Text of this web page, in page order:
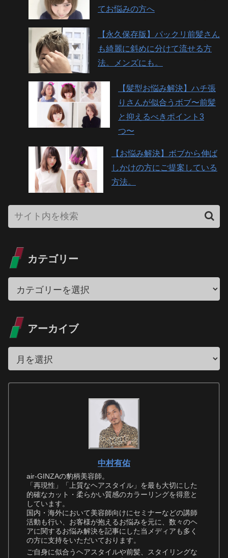
てお悩みの方へ
【永久保存版】パックリ前髪さん
も綺麗に斜めに分けて流せる方
法。メンズにも。
【髪型お悩み解決】ハチ張
りさんが似合うボブ〜前髪
と抑えるべきポイント3
つ〜
【お悩み解決】ボブから伸ば
しかけの方にご提案している
方法。
カテゴリー
アーカイブ
中村有佑
air-GINZAの豹柄美容師。
「再現性」「上質なヘアスタイル」を最も大切にした
的確なカット・柔らかい質感のカラーリングを得意と
しています。
国内・海外において美容師向けにセミナーなどの講師
活動も行い、お客様が抱えるお悩みを元に、数々のヘ
アに関するお悩み解決を記事にした当メディアも多く
の方に支持をいただいております。
ご自身に似合うヘアスタイルや前髪、スタイリングな